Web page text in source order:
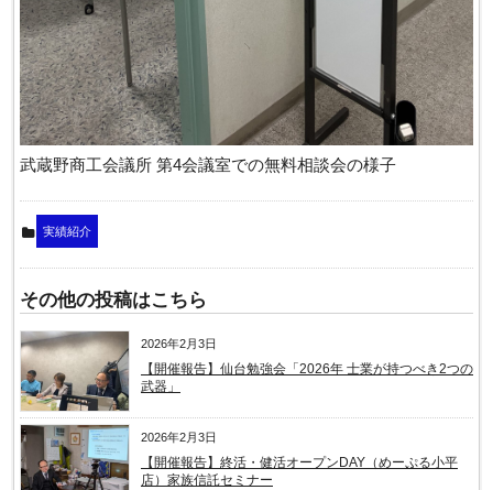
武蔵野商工会議所 第4会議室での無料相談会の様子
実績紹介
その他の投稿はこちら
2026年2月3日
【開催報告】仙台勉強会「2026年 士業が持つべき2つの
武器」
2026年2月3日
【開催報告】終活・健活オープンDAY（めーぷる小平
店）家族信託セミナー